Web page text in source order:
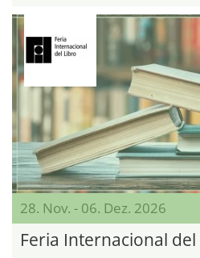
28. Nov. - 06. Dez. 2026
Feria Internacional